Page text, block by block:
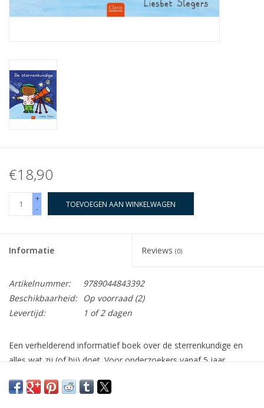
Zonnewaarneming
Cadeaubonnen
€18,90
+
-
TOEVOEGEN AAN WINKELWAGEN
Informatie Reviews (0)
Artikelnummer:
9789044843392
Beschikbaarheid:
Op voorraad(2)
Levertijd:
1 of 2 dagen
Een verhelderend informatief boek over de sterrenkundige en
alles wat zij (of hij) doet. Voor onderzoekers vanaf 5 jaar.
Met telescopen, computers en veel geduld doet ze onderzoek